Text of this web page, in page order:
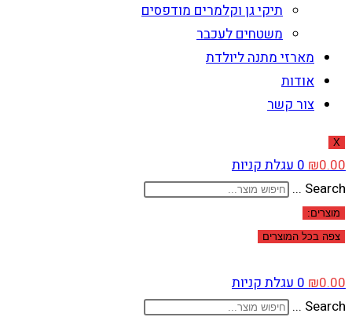
תיקי גן וקלמרים מודפסים
משטחים לעכבר
מארזי מתנה ליולדת
אודות
צור קשר
X
₪0.00
0עגלת קניות
Search ...
מוצרים:
צפה בכל המוצרים
₪0.00
0עגלת קניות
Search ...